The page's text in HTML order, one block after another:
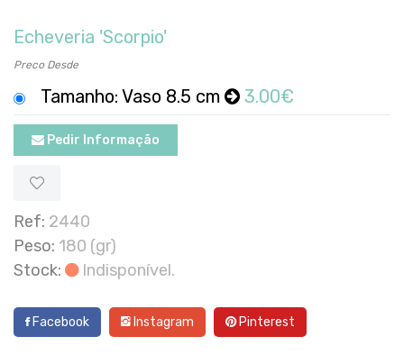
Echeveria 'Scorpio'
Preco Desde
Tamanho: Vaso 8.5 cm 3.00€
Pedir Informação
Ref: 2440
Peso: 180 (gr)
Stock:
Indisponível.
Facebook Instagram Pinterest